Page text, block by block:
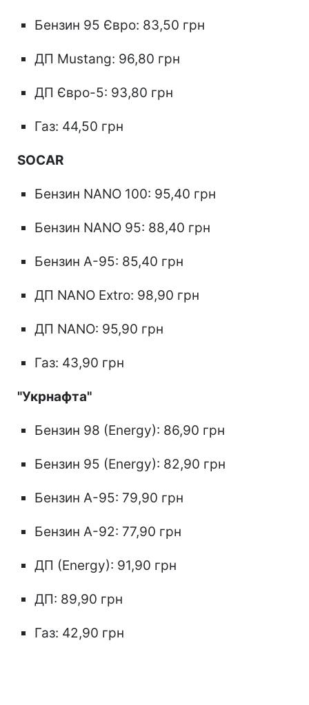
Бензин 95 Євро: 83,50 грн
ДП Mustang: 96,80 грн
ДП Євро-5: 93,80 грн
Газ: 44,50 грн
SOCAR
Бензин NANO 100: 95,40 грн
Бензин NANO 95: 88,40 грн
Бензин А-95: 85,40 грн
ДП NANO Extro: 98,90 грн
ДП NANO: 95,90 грн
Газ: 43,90 грн
"Укрнафта"
Бензин 98 (Energy): 86,90 грн
Бензин 95 (Energy): 82,90 грн
Бензин А-95: 79,90 грн
Бензин А-92: 77,90 грн
ДП (Energy): 91,90 грн
ДП: 89,90 грн
Газ: 42,90 грн